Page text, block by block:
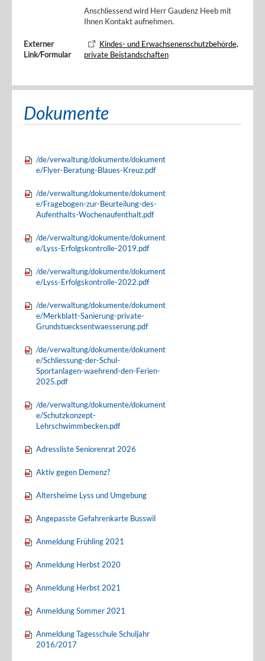
Anschliessend wird Herr Gaudenz Heeb mit
Ihnen Kontakt aufnehmen.
Externer
Link⁄Formular
Kindes- und Erwachsenenschutzbehörde,
private Beistandschaften
Dokumente
/de/verwaltung/dokumente/dokument
e/Flyer-Beratung-Blaues-Kreuz.pdf
/de/verwaltung/dokumente/dokument
e/Fragebogen-zur-Beurteilung-des-
Aufenthalts-Wochenaufenthalt.pdf
/de/verwaltung/dokumente/dokument
e/Lyss-Erfolgskontrolle-2019.pdf
/de/verwaltung/dokumente/dokument
e/Lyss-Erfolgskontrolle-2022.pdf
/de/verwaltung/dokumente/dokument
e/Merkblatt-Sanierung-private-
Grundstuecksentwaesserung.pdf
/de/verwaltung/dokumente/dokument
e/Schliessung-der-Schul-
Sportanlagen-waehrend-den-Ferien-
2025.pdf
/de/verwaltung/dokumente/dokument
e/Schutzkonzept-
Lehrschwimmbecken.pdf
Adressliste Seniorenrat 2026
Aktiv gegen Demenz?
Altersheime Lyss und Umgebung
Angepasste Gefahrenkarte Busswil
Anmeldung Frühling 2021
Anmeldung Herbst 2020
Anmeldung Herbst 2021
Anmeldung Sommer 2021
Anmeldung Tagesschule Schuljahr
2016/2017